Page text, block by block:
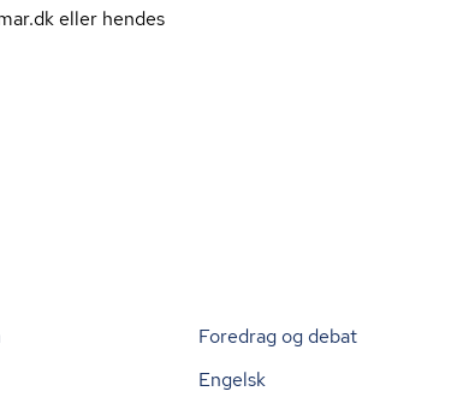
eller hendes
Foredrag og debat
Engelsk